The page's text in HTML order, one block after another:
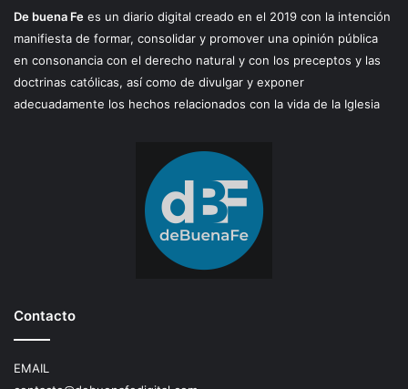
De buena Fe es un diario digital creado en el 2019 con la intención
manifiesta de formar, consolidar y promover una opinión pública
en consonancia con el derecho natural y con los preceptos y las
doctrinas católicas, así como de divulgar y exponer
adecuadamente los hechos relacionados con la vida de la Iglesia
Contacto
EMAIL